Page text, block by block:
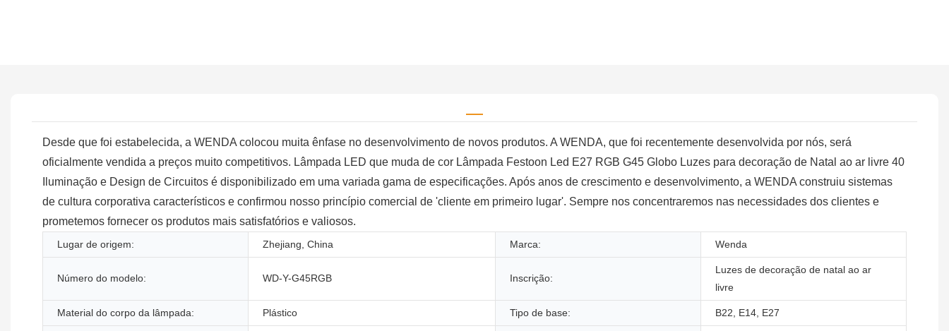
Desde que foi estabelecida, a WENDA colocou muita ênfase no desenvolvimento de novos produtos. A WENDA, que foi recentemente desenvolvida por nós, será
oficialmente vendida a preços muito competitivos. Lâmpada LED que muda de cor Lâmpada Festoon Led E27 RGB G45 Globo Luzes para decoração de Natal ao ar livre 40
Iluminação e Design de Circuitos é disponibilizado em uma variada gama de especificações. Após anos de crescimento e desenvolvimento, a WENDA construiu sistemas
de cultura corporativa característicos e confirmou nosso princípio comercial de 'cliente em primeiro lugar'. Sempre nos concentraremos nas necessidades dos clientes e
prometemos fornecer os produtos mais satisfatórios e valiosos.
Lugar de origem: Zhejiang, China Marca: Wenda
Número do modelo: WD-Y-G45RGB Inscrição:
Luzes de decoração de natal ao ar
livre
Material do corpo da lâmpada: Plástico Tipo de base: B22, E14, E27